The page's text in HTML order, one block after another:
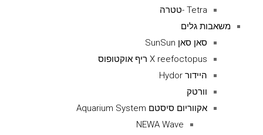
Tetra -טטרה
משאבות גלים
סאן סאן SunSun
X reefoctopus ריף אוקטופוס
היידור Hydor
וורטק
אקווריום סיסטם Aquarium System
NEWA Wave